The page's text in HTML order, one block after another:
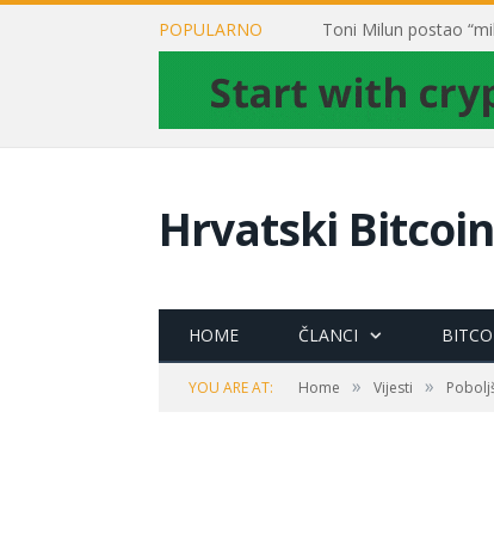
POPULARNO
Hrvatski
HOME ČLANCI
YOU ARE AT: Home » Vijesti »